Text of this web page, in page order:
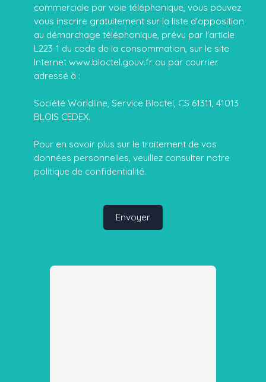
commerciale par voie téléphonique, vous pouvez
vous inscrire gratuitement sur la liste d'opposition
au démarchage téléphonique, prévu par l'article
L223-1 du code de la consommation, sur le site
Internet www.bloctel.gouv.fr ou par courrier
adressé à :
Société Worldline, Service Bloctel, CS 61311, 41013
BLOIS CEDEX.
Pour en savoir plus sur le traitement de vos
données personnelles, veuillez consulter notre
politique de confidentialité.
Envoyer